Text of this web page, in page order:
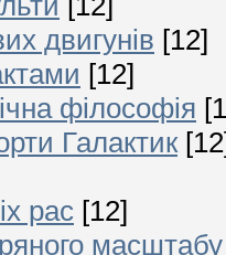
двигунів [12]
[12]
філософія
Галактик
рас [12]
масштабу